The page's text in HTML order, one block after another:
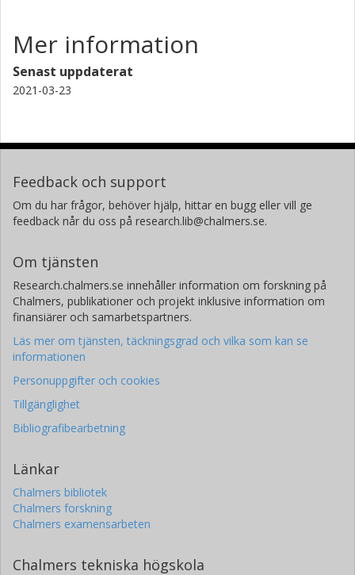
Mer information
Senast uppdaterat
2021-03-23
Feedback och support
Om du har frågor, behöver hjälp, hittar en bugg eller vill ge
feedback når du oss på research.lib@chalmers.se.
Om tjänsten
Research.chalmers.se innehåller information om forskning på
Chalmers, publikationer och projekt inklusive information om
finansiärer och samarbetspartners.
Läs mer om tjänsten, täckningsgrad och vilka som kan se
informationen
Personuppgifter och cookies
Tillgänglighet
Bibliografibearbetning
Länkar
Chalmers bibliotek
Chalmers forskning
Chalmers examensarbeten
Chalmers tekniska högskola